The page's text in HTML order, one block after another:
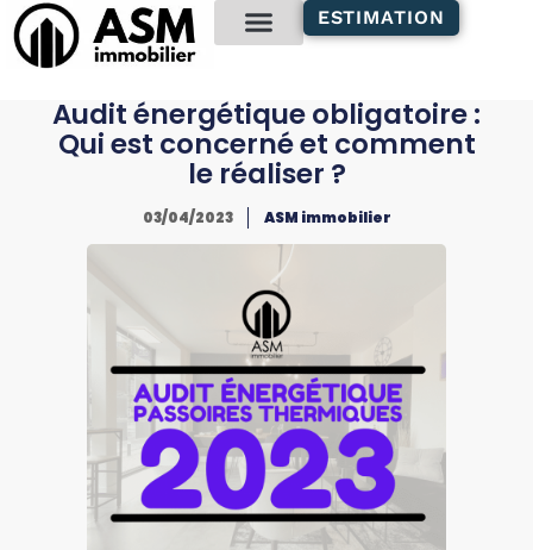
principal
ESTIMATION
Audit énergétique obligatoire :
Qui est concerné et comment
le réaliser ?
03/04/2023 ASM immobilier